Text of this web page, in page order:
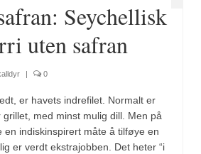
Seychellisk
uten safran
0
er havets indrefilet. Normalt er
med minst mulig dill. Men på
en indiskinspirert måte å tilføye en
er verdt ekstrajobben. Det heter “i